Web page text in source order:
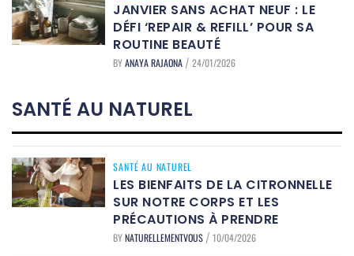
JANVIER SANS ACHAT NEUF : LE
DÉFI ‘REPAIR & REFILL’ POUR SA
ROUTINE BEAUTÉ
BYANAYA RAJAONA / 24/01/2026
SANTÉ AU NATUREL
SANTÉ AU NATUREL
LES BIENFAITS DE LA CITRONNELLE
SUR NOTRE CORPS ET LES
PRÉCAUTIONS À PRENDRE
BYNATURELLEMENTVOUS / 10/04/2026